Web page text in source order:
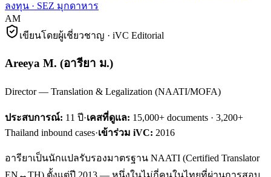
ลงทุน · SEZ มุกดาหาร
AM
เขียนโดยผู้เชี่ยวชาญ · iVC Editorial
Areeya M. (อารียา ม.)
Director — Translation & Legalization (NAATI/MOFA)
ประสบการณ์: 11 ปี·เคสที่ดูแล: 15,000+ documents · 3,200+
Thailand inbound cases·เข้าร่วม iVC: 2016
อารียาเป็นนักแปลรับรองมาตรฐาน NAATI (Certified Translator
EN↔TH) ตั้งแต่ปี 2013 — หนึ่งในไม่กี่คนในไทยที่ผ่านการสอบ